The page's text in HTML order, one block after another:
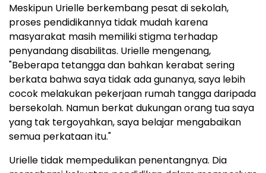
Meskipun Urielle berkembang pesat di sekolah,
proses pendidikannya tidak mudah karena
masyarakat masih memiliki stigma terhadap
penyandang disabilitas. Urielle mengenang,
"Beberapa tetangga dan bahkan kerabat sering
berkata bahwa saya tidak ada gunanya, saya lebih
cocok melakukan pekerjaan rumah tangga daripada
bersekolah. Namun berkat dukungan orang tua saya
yang tak tergoyahkan, saya belajar mengabaikan
semua perkataan itu."
Urielle tidak mempedulikan penentangnya. Dia